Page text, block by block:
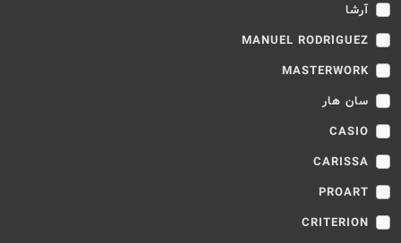
آرشا
MANUEL RODRÍGUEZ
MASTERWORK
سان هار
CASIO
CARISSA
PROART
CRITERION